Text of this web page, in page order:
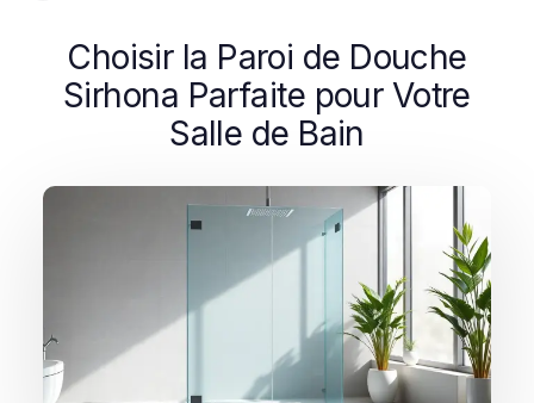
Choisir la Paroi de Douche
Sirhona Parfaite pour Votre
Salle de Bain